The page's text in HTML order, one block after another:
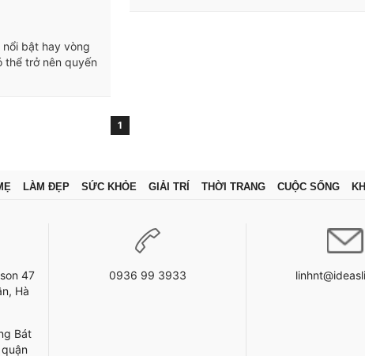
nổi bật hay vòng
thể trở nên quyến
1
LÀM ĐẸP SỨC KHỎE GIẢI TRÍ THỜI TRANG CUỘC SỐNG
47
Hà
Bát
0936 99 3933